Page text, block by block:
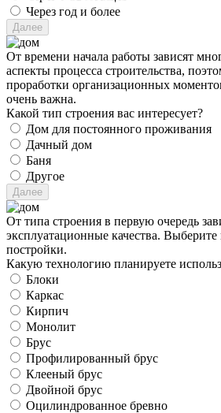
Через год и более
От времени начала работы зависят
аспекты процесса строительства,
проработки организационных
очень важна.
Какой тип строения вас интересует?
Дом для постоянного проживания
Дачный дом
Баня
Другое
От типа строения в первую очередь
эксплуатационные качества.
постройки.
Какую технологию планируете
Блоки
Каркас
Кирпич
Монолит
Брус
Профилированный брус
Клееный брус
Двойной брус
Оцилиндрованное бревно